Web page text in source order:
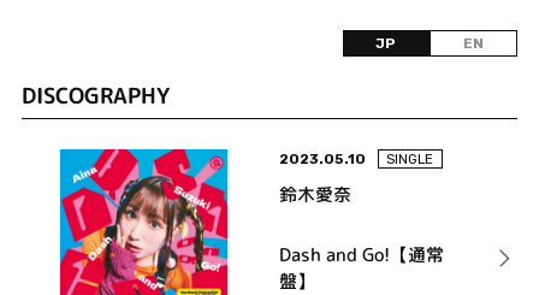
JP EN
DISCOGRAPHY
2023.05.10 SINGLE
鈴木愛奈
Dash and Go!【通常
盤】